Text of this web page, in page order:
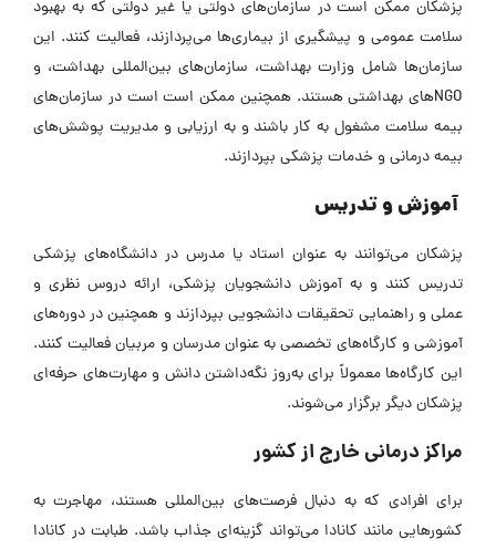
پزشکان ممکن است در سازمان‌های دولتی یا غیر دولتی که به بهبود
سلامت عمومی و پیشگیری از بیماری‌ها می‌پردازند، فعالیت کنند. این
سازمان‌ها شامل وزارت بهداشت، سازمان‌های بین‌المللی بهداشت، و
NGOهای بهداشتی هستند. همچنین ممکن است
است در سازمان‌های
بیمه سلامت مشغول به کار باشند و به ارزیابی و مدیریت پوشش‌های
بیمه درمانی و خدمات پزشکی بپردازند.
آموزش و تدریس
پزشکان می‌توانند به عنوان استاد یا مدرس در دانشگاه‌های پزشکی
تدریس کنند و به آموزش دانشجویان پزشکی، ارائه دروس نظری و
عملی و راهنمایی تحقیقات دانشجویی بپردازند و همچنیندر دوره‌های
آموزشی و کارگاه‌های تخصصی به عنوان مدرسان و مربیان فعالیت کنند.
این کارگاه‌ها معمولاً برای به‌روز نگه‌داشتن دانش و مهارت‌های حرفه‌ای
پزشکان دیگر برگزار می‌شوند.
مراکز درمانی خارج از کشور
برای افرادی که به دنبال فرصت‌های بین‌المللی هستند، مهاجرت به
کشورهایی مانند کانادا می‌تواند گزینه‌ای جذاب باشد. طبابت در کانادا